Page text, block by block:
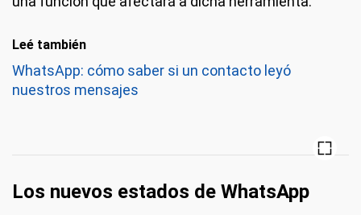
Leé también
WhatsApp: cómo saber si un contacto leyó
nuestros mensajes
Los nuevos estados de WhatsApp